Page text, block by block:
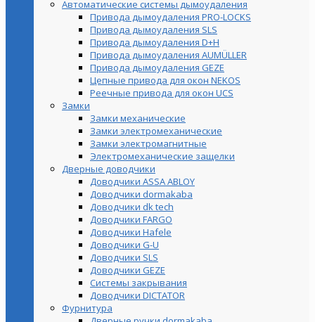
Автоматические системы дымоудаления
Привода дымоудаления PRO-LOCKS
Привода дымоудаления SLS
Привода дымоудаления D+H
Привода дымоудаления AUMÜLLER
Привода дымоудаления GEZE
Цепные привода для окон NEKOS
Реечные привода для окон UСS
Замки
Замки механические
Замки электромеханические
Замки электромагнитные
Электромеханические защелки
Дверные доводчики
Доводчики ASSA ABLOY
Доводчики dormakaba
Доводчики dk tech
Доводчики FARGO
Доводчики Hafele
Доводчики G-U
Доводчики SLS
Доводчики GEZE
Cистемы закрывания
Доводчики DICTATOR
Фурнитура